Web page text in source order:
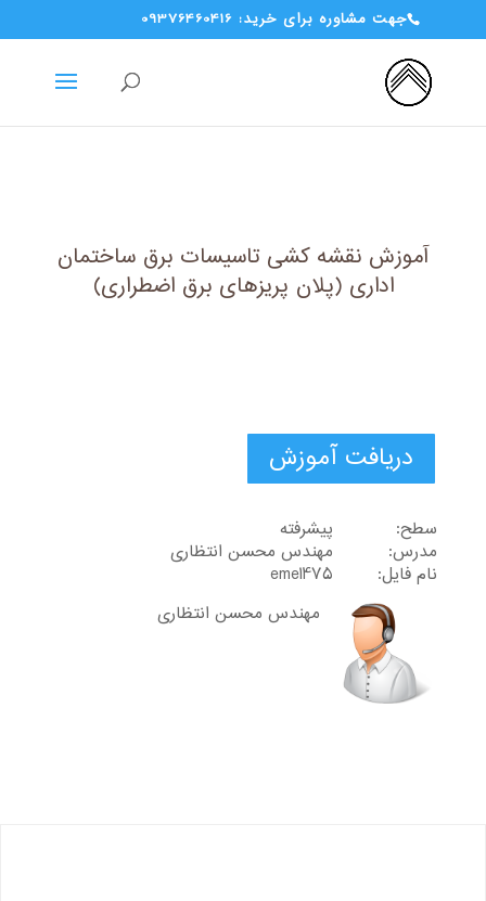
جهت مشاوره برای خرید: 09376460416
آموزش نقشه کشی تاسیسات برق ساختمان
اداری (پلان پریزهای برق اضطراری)
دریافت آموزش
سطح: پیشرفته
مدرس: مهندس محسن انتظاری
نام فایل:
eme1475
مهندس محسن انتظاری